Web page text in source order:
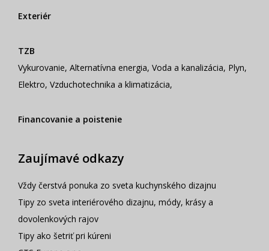
Exteriér
TZB
Vykurovanie, Alternatívna energia, Voda a kanalizácia, Plyn,
Elektro, Vzduchotechnika a klimatizácia,
Financovanie a poistenie
Zaujímavé odkazy
Vždy čerstvá ponuka zo sveta kuchynského dizajnu
Tipy zo sveta interiérového dizajnu, módy, krásy a
dovolenkových rajov
Tipy ako šetriť pri kúreni